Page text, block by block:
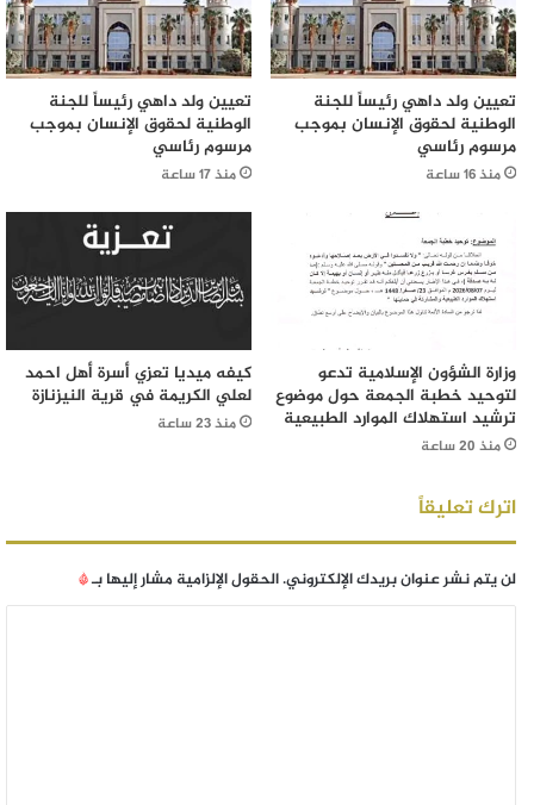
تعيين ولد داهي رئيساً للجنة
الوطنية لحقوق الإنسان بموجب
مرسوم رئاسي
منذ 16 ساعة
تعيين ولد داهي رئيساً للجنة
الوطنية لحقوق الإنسان بموجب
مرسوم رئاسي
منذ 17 ساعة
وزارة الشؤون الإسلامية تدعو
لتوحيد خطبة الجمعة حول موضوع
ترشيد استهلاك الموارد الطبيعية
منذ 20 ساعة
كيفه ميديا تعزي أسرة أهل احمد
لعلي الكريمة في قرية النيزنازة
منذ 23 ساعة
اترك تعليقاً
لن يتم نشر عنوان بريدك الإلكتروني.الحقول الإلزامية مشار إليها بـ*